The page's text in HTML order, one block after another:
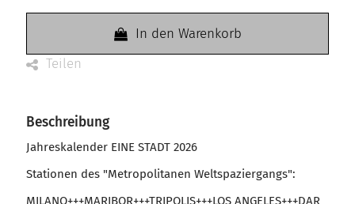
In den Warenkorb
Teilen
Beschreibung
Jahreskalender EINE STADT 2026
Stationen des "Metropolitanen Weltspaziergangs":
MILANO+++MARIBOR+++TRIPOLIS+++LOS ANGELES+++DAR